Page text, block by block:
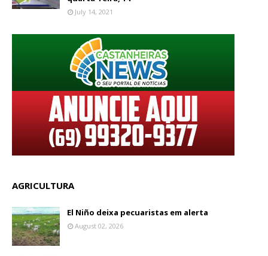
July 14, 2021
AGRICULTURA
El Niño deixa pecuaristas em alerta
August 02, 2026